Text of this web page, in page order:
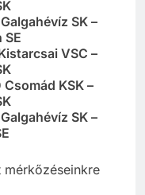
SK –
SE
VSC –
Csomád KSK –
SK –